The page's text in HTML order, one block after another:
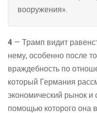
вооружения».
4 — Трамп видит
нему, особенно после
враждебность по
который Германия
экономический рынок и
помощью которого она